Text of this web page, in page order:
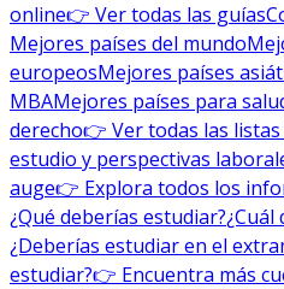
online👉 Ver todas las guías
Mejores países del mundo
europeosMejores países
MBAMejores países para
derecho👉 Ver todas las
estudio y perspectivas
auge👉 Explora todos los
¿Qué deberías estudiar?¿Cuál
¿Deberías estudiar en el
estudiar?👉 Encuentra más